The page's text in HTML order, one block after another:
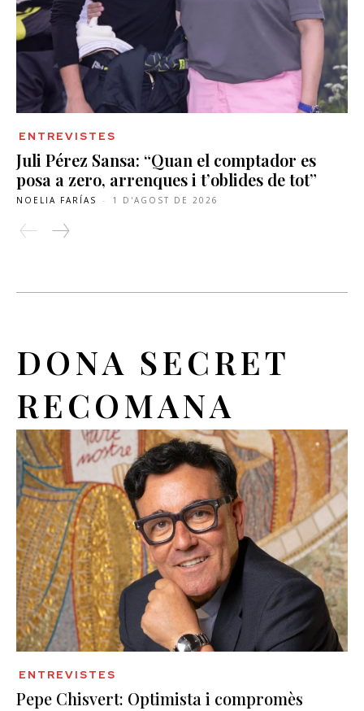
ENTREVISTES
Juli Pérez Sansa: “Quan el comptador es
posa a zero, arrenques i t’oblides de tot”
NOELIA FARÍAS - 1 D'AGOST DE 2026
DONA SECRET
RECOMANA
ENTREVISTES
Pepe Chisvert: Optimista i compromès